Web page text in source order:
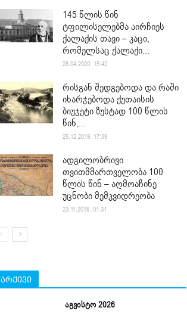
145 წლის წინ
ტფილისელებმა აირჩიეს
ქალაქის თავი – კაცი,
რომელსაც ქალაქი...
28.04.2020. 15:42
რისგან შედგებოდა და რაში
იხარჯებოდა ქუთაისის
ბიუჯეტი ზუსტად 100 წლის
წინ,...
25.12.2019. 17:39
ადგილობრივი
თვითმმართველობა 100
წლის წინ – აღმოაჩინე
უცნობი მემკვიდრეობა
23.11.2019. 01:31
არქივი
აგვისტო 2026